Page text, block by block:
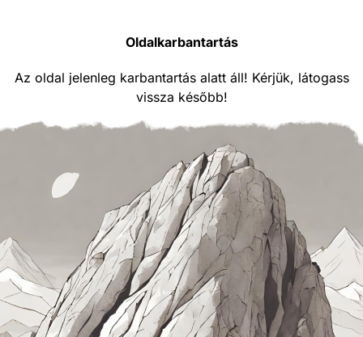
Oldalkarbantartás
Az oldal jelenleg karbantartás alatt áll! Kérjük, látogass
vissza később!